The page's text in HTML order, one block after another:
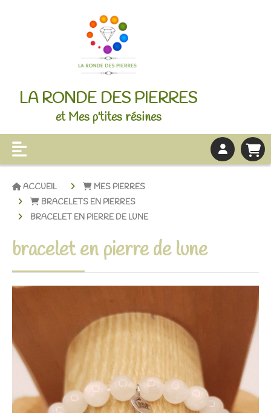
LA RONDE DES PIERRES
et Mes p'tites résines
ACCUEIL
MES PIERRES
BRACELETS EN PIERRES
BRACELET EN PIERRE DE LUNE
bracelet en pierre de lune